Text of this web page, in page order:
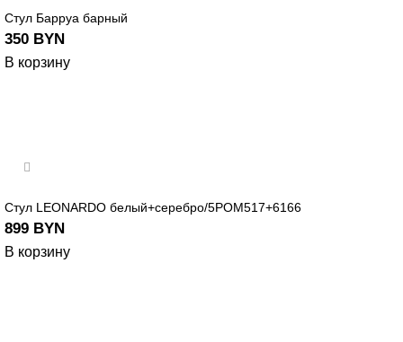
Стул Барруа барный
350 BYN
В корзину
Стул LEONARDO белый+серебро/5РОМ517+6166
899 BYN
В корзину